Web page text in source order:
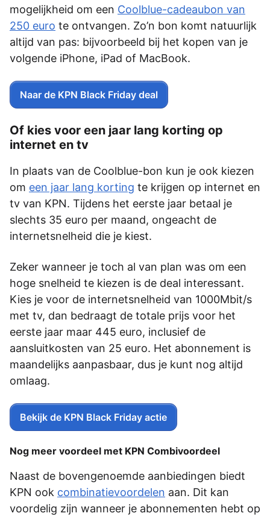
mogelijkheid om een Coolblue-cadeaubon van
250 euro te ontvangen. Zo’n bon komt natuurlijk
altijd van pas: bijvoorbeeld bij het kopen van je
volgende iPhone, iPad of MacBook.
Naar de KPN Black Friday deal
Of kies voor een jaar lang korting op
internet en tv
In plaats van de Coolblue-bon kun je ook kiezen
om een jaar lang korting te krijgen op internet en
tv van KPN. Tijdens het eerste jaar betaal je
slechts 35 euro per maand, ongeacht de
internetsnelheid die je kiest.
Zeker wanneer je toch al van plan was om een
hoge snelheid te kiezen is de deal interessant.
Kies je voor de internetsnelheid van 1000Mbit/s
met tv, dan bedraagt de totale prijs voor het
eerste jaar maar 445 euro, inclusief de
aansluitkosten van 25 euro. Het abonnement is
maandelijks aanpasbaar, dus je kunt nog altijd
omlaag.
Bekijk de KPN Black Friday actie
Nog meer voordeel met KPN Combivoordeel
Naast de bovengenoemde aanbiedingen biedt
KPN ook combinatievoordelen aan. Dit kan
voordelig zijn wanneer je abonnementen hebt op